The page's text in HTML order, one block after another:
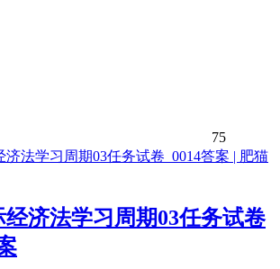
75
经济法学习周期03任务试卷